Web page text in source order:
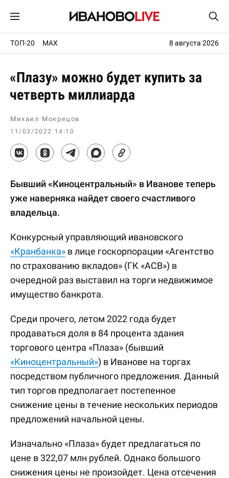
ТОП-20 MAX 8 августа 2026
«Плазу» можно будет купить за
четверть миллиарда
Михаил Мокрецов
11/03/2022 14:10
Бывший «Киноцентральный» в Иванове теперь
уже наверняка найдет своего счастливого
владельца.
Конкурсный управляющий ивановского
«Кранбанка» в лице госкорпорации «Агентство
по страхованию вкладов» (ГК «АСВ») в
очередной раз выставил на торги недвижимое
имущество банкрота.
Среди прочего, летом 2022 года будет
продаваться доля в 84 процента здания
торгового центра «Плаза» (бывший
«Киноцентральный») в Иванове на торгах
посредством публичного предложения. Данный
тип торгов предполагает постепенное
снижение цены в течение нескольких периодов
предложений начальной цены.
Изначально «Плаза» будет предлагаться по
цене в 322,07 млн рублей. Однако большого
снижения цены не произойдет. Цена отсечения